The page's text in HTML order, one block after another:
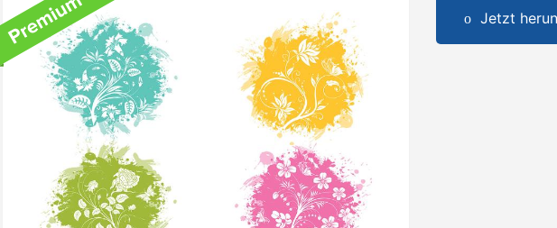
Jetzt